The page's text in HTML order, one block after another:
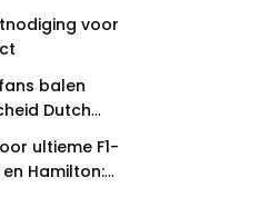
voor
balen
Dutch
ultieme F1-
Hamilton: